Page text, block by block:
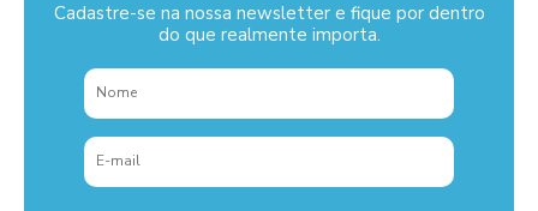
Cadastre-se na nossa newsletter e fique por dentro
do que realmente importa.